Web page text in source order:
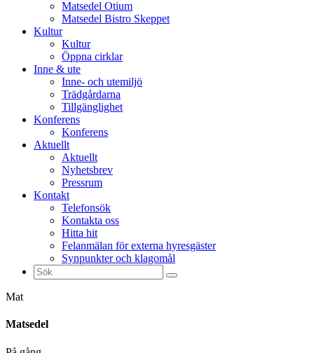
Matsedel Otium
Matsedel Bistro Skeppet
Kultur
Kultur
Öppna cirklar
Inne & ute
Inne- och utemiljö
Trädgårdarna
Tillgänglighet
Konferens
Konferens
Aktuellt
Aktuellt
Nyhetsbrev
Pressrum
Kontakt
Telefonsök
Kontakta oss
Hitta hit
Felanmälan för externa hyresgäster
Synpunkter och klagomål
Sök
efter:
Mat
Matsedel